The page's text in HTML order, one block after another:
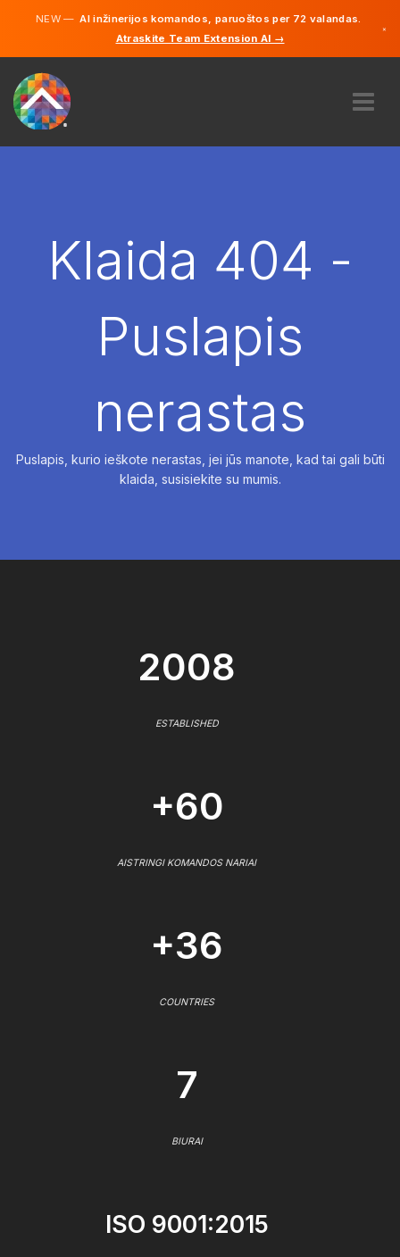
NEW —AI inžinerijos komandos, paruoštos per 72 valandas.
Atraskite Team Extension AI →
×
SAMDYTI
Anglų
Klaida 404 -
Puslapis
nerastas
Puslapis, kurio ieškote nerastas, jei jūs manote, kad tai gali būti
klaida, susisiekite su mumis.
2008
ESTABLISHED
+60
AISTRINGI KOMANDOS NARIAI
+36
COUNTRIES
7
BIURAI
ISO 9001:2015